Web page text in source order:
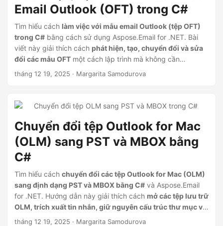
Email Outlook (OFT) trong C#
Tìm hiểu cách làm việc với mẫu email Outlook (tệp OFT)
trong C# bằng cách sử dụng Aspose.Email for .NET. Bài
viết này giải thích cách phát hiện, tạo, chuyển đổi và sửa
đổi các mẫu OFT một cách lập trình mà không cần
Microsoft Outlook.
tháng 12 19, 2025 · Margarita Samodurova
Chuyển đổi tệp Outlook for Mac
(OLM) sang PST và MBOX bằng
C#
Tìm hiểu cách chuyển đổi các tệp Outlook for Mac (OLM)
sang định dạng PST và MBOX bằng C# và Aspose.Email
for .NET. Hướng dẫn này giải thích cách mở các tệp lưu trữ
OLM, trích xuất tin nhắn, giữ nguyên cấu trúc thư mục và
xuất dữ liệu để sử dụng trong Windows Outlook,
tháng 12 19, 2025 · Margarita Samodurova